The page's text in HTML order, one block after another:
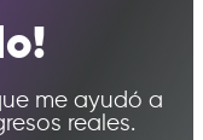
me ayudó a
reales.